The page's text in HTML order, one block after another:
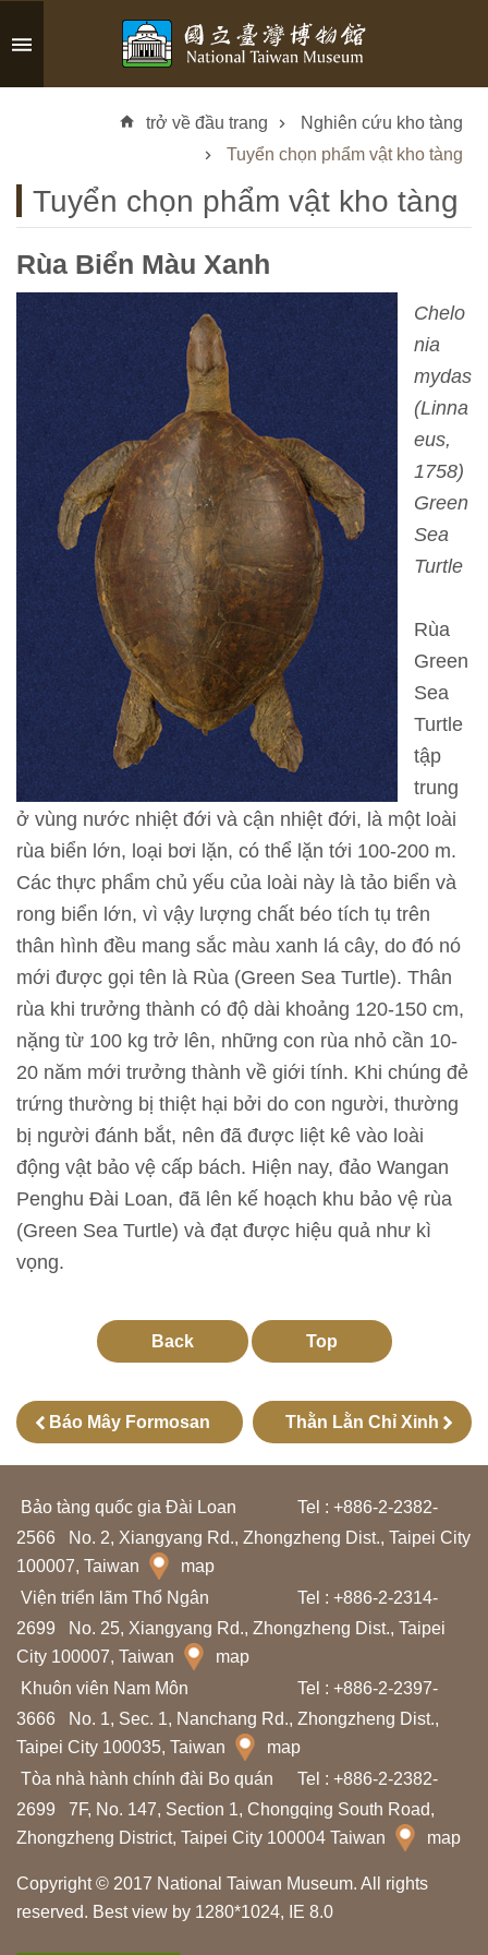
Skip to main content
c
e
S
a
h
n
t
n
t
h
a
m
q
u
a
n
i
ể
n
l
ã
m
N
g
u
ồ
n
t
ư
l
i
ệ
u
trở về đầu trang
Nghiên cứu kho tàng
Tuyển chọn phẩm vật kho tàng
Tuyển chọn phẩm vật kho tàng
Rùa Biển Màu Xanh
Chelo
nia
mydas
(Linna
eus,
1758)
Green
Sea
Turtle
Rùa
Green
Sea
Turtle
tập
trung
ở vùng nước nhiệt đới và cận nhiệt đới, là một loài
rùa biển lớn, loại bơi lặn, có thể lặn tới 100-200 m.
Các thực phẩm chủ yếu của loài này là tảo biển và
rong biển lớn, vì vậy lượng chất béo tích tụ trên
thân hình đều mang sắc màu xanh lá cây, do đó nó
mới được gọi tên là Rùa (Green Sea Turtle). Thân
rùa khi trưởng thành có độ dài khoảng 120-150 cm,
nặng từ 100 kg trở lên, những con rùa nhỏ cần 10-
20 năm mới trưởng thành về giới tính. Khi chúng đẻ
trứng thường bị thiệt hại bởi do con người, thường
bị người đánh bắt, nên đã được liệt kê vào loài
động vật bảo vệ cấp bách. Hiện nay, đảo Wangan
Penghu Đài Loan, đã lên kế hoạch khu bảo vệ rùa
(Green Sea Turtle) và đạt được hiệu quả như kì
vọng.
Back Top
Báo Mây Formosan Thằn Lằn Chỉ Xinh
Bảo tàng quốc gia Đài Loan
Tel : +886-2-2382-
2566
No. 2, Xiangyang Rd., Zhongzheng Dist., Taipei City
100007, Taiwan
map
Viện triển lãm Thổ Ngân
Tel : +886-2-2314-
2699
No. 25, Xiangyang Rd., Zhongzheng Dist., Taipei
City 100007, Taiwan
map
Khuôn viên Nam Môn
Tel : +886-2-2397-
3666
No. 1, Sec. 1, Nanchang Rd., Zhongzheng Dist.,
Taipei City 100035, Taiwan
map
Tòa nhà hành chính đài Bo quán
Tel : +886-2-2382-
2699
7F, No. 147, Section 1, Chongqing South Road,
Zhongzheng District, Taipei City 100004 Taiwan
map
Copyright © 2017 National Taiwan Museum. All rights
reserved. Best view by 1280*1024, IE 8.0